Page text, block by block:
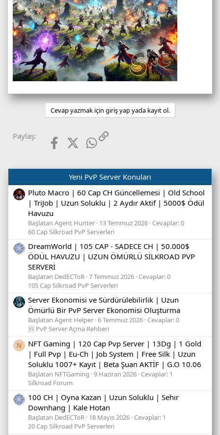
Cevap yazmak için giriş yap yada kayıt ol.
Paylaş: FacebookX (Twitter)WhatsApp
Link
Yeni PvP Server Konuları
Pluto Macro | 60 Cap CH Güncellemesi | Old School
| TriJob | Uzun Soluklu | 2 Aydır Aktif | 5000$ Ödül
Havuzu
Başlatan Agent Hunter 13 Temmuz 2026 Cevaplar: 0
60 Cap Silkroad PvP Serverleri
DreamWorld | 105 CAP - SADECE CH | 50.000$
ÖDÜL HAVUZU | UZUN ÖMÜRLÜ SİLKROAD PVP
SERVERİ
Başlatan DedECToR 7 Temmuz 2026 Cevaplar: 0
105 Cap Silkroad PvP Serverleri
Server Ekonomisi ve Sürdürülebilirlik | Uzun
Ömürlü Bir PvP Server Ekonomisi Oluşturma
Başlatan Agent Helper 6 Temmuz 2026 Cevaplar: 0
🆚 PvP Server Açma Rehberi
N
NFT Gaming | 120 Cap Pvp Server | 13Dg | 1 Gold
| Full Pvp | Eu-Ch | Job System | Free Silk | Uzun
Soluklu 1007+ Kayıt | Beta Şuan AKTİF | G.O 10.06
Başlatan NFTGaming 9 Haziran 2026 Cevaplar: 1
Silkroad Forum
100 CH | Oyna Kazan | Uzun Soluklu | Sehır
Downhang | Kale Hotan
Başlatan DedECToR 18 Mayıs 2026 Cevaplar: 1
20 Cap Silkroad PvP Serverleri